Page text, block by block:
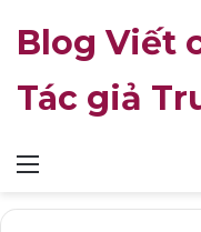
Mục
Blog Viết
Tác giả